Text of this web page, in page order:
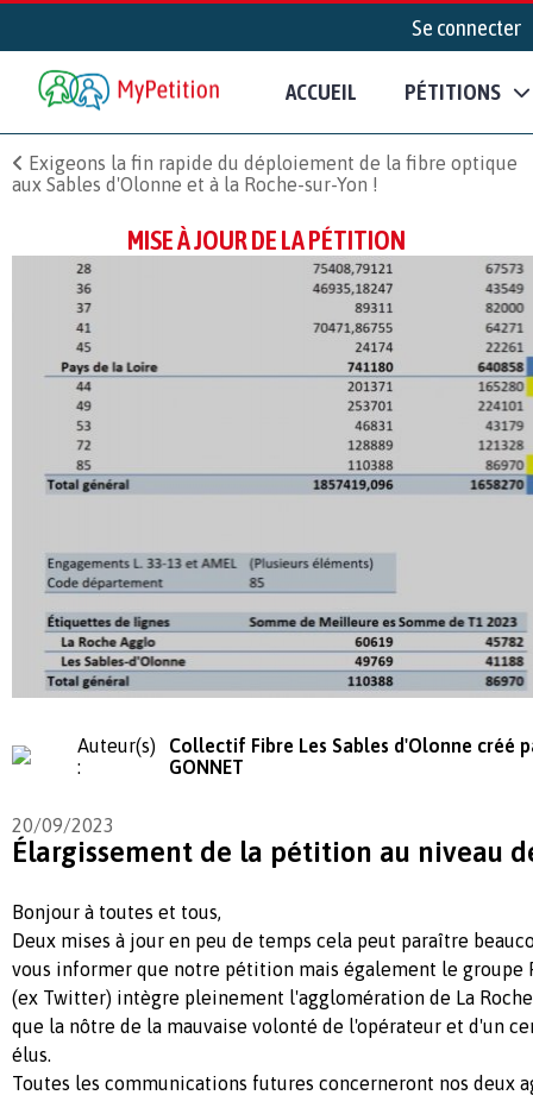
Se connecter
ACCUEIL PÉTITIONS
Exigeons la fin rapide du déploiement de la fibre optique
aux Sables d'Olonne et à la Roche-sur-Yon !
MISE À JOUR DE LA PÉTITION
Auteur(s)
:
Collectif Fibre Les Sables d'Olonne créé
GONNET
20/09/2023
Élargissement de la pétition au niveau
Bonjour à toutes et tous,
Deux mises à jour en peu de temps cela peut paraître
vous informer que notre pétition mais également le groupe
(ex Twitter) intègre pleinement l'agglomération de La
que la nôtre de la mauvaise volonté de l'opérateur et d'un
élus.
Toutes les communications futures concerneront nos deux